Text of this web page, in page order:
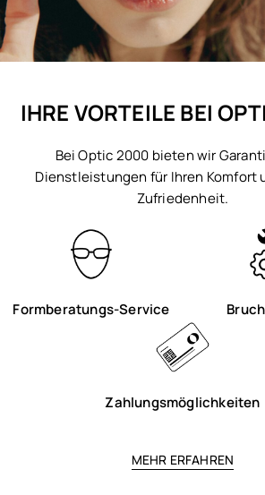
IHRE VORTEILE BEI
Bei Optic 2000 bieten wir
Dienstleistungen für Ihren Komfort
Zufriedenheit.
Formberatungs-Service
Zahlungsmöglichkeiten
MEHR ERFAHREN